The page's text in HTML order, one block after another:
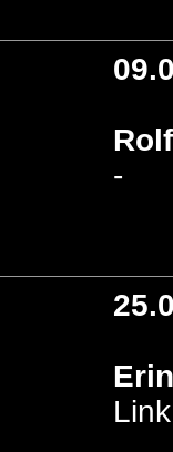
-